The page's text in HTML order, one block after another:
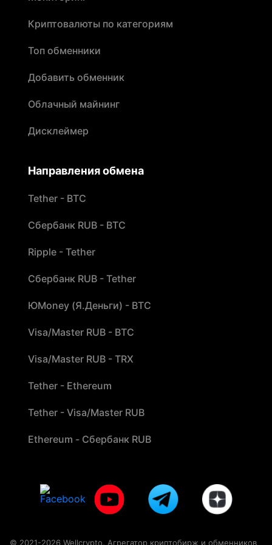
Криптовалюты по категориям
Топ обменники
Добавить обменник
Облачный майнинг
Дисклеймер
Направления обмена
Tether - BTC
Сбербанк RUB - BTC
Ripple - Tether
Сбербанк RUB - Tether
ЮMoney (Я.Деньги) - BTC
Visa/Master RUB - BTC
Visa/Master RUB - TRX
Tether - Ethereum
Tether - Visa/Master RUB
Ethereum - Сбербанк RUB
© 2021-2026 Wellcrypto. Агрегатор криптобирж и обменников